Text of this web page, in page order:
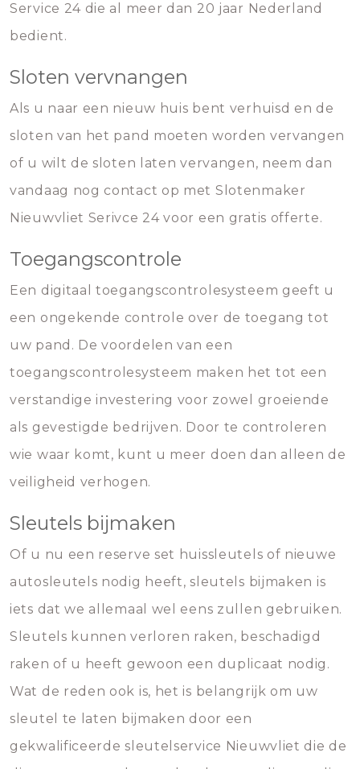
Service 24 die al meer dan 20 jaar Nederland
bedient.
Sloten vervnangen
Als u naar een nieuw huis bent verhuisd en de
sloten van het pand moeten worden vervangen
of u wilt de sloten laten vervangen, neem dan
vandaag nog contact op met Slotenmaker
Nieuwvliet Serivce 24 voor een gratis offerte.
Toegangscontrole
Een digitaal toegangscontrolesysteem geeft u
een ongekende controle over de toegang tot
uw pand. De voordelen van een
toegangscontrolesysteem maken het tot een
verstandige investering voor zowel groeiende
als gevestigde bedrijven. Door te controleren
wie waar komt, kunt u meer doen dan alleen de
veiligheid verhogen.
Sleutels bijmaken
Of u nu een reserve set huissleutels of nieuwe
autosleutels nodig heeft, sleutels bijmaken is
iets dat we allemaal wel eens zullen gebruiken.
Sleutels kunnen verloren raken, beschadigd
raken of u heeft gewoon een duplicaat nodig.
Wat de reden ook is, het is belangrijk om uw
sleutel te laten bijmaken door een
gekwalificeerde sleutelservice Nieuwvliet die de